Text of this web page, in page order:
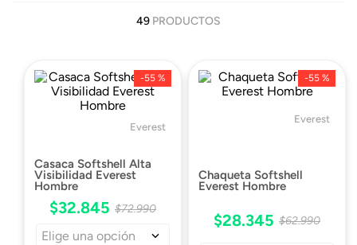
49 PRODUCTOS
-55 %
Everest
Casaca Softshell Alta
Visibilidad Everest
Hombre
$32.845 $72.990
Elige una opción
-55 %
Everest
Chaqueta Softshell
Everest Hombre
$28.345 $62.990